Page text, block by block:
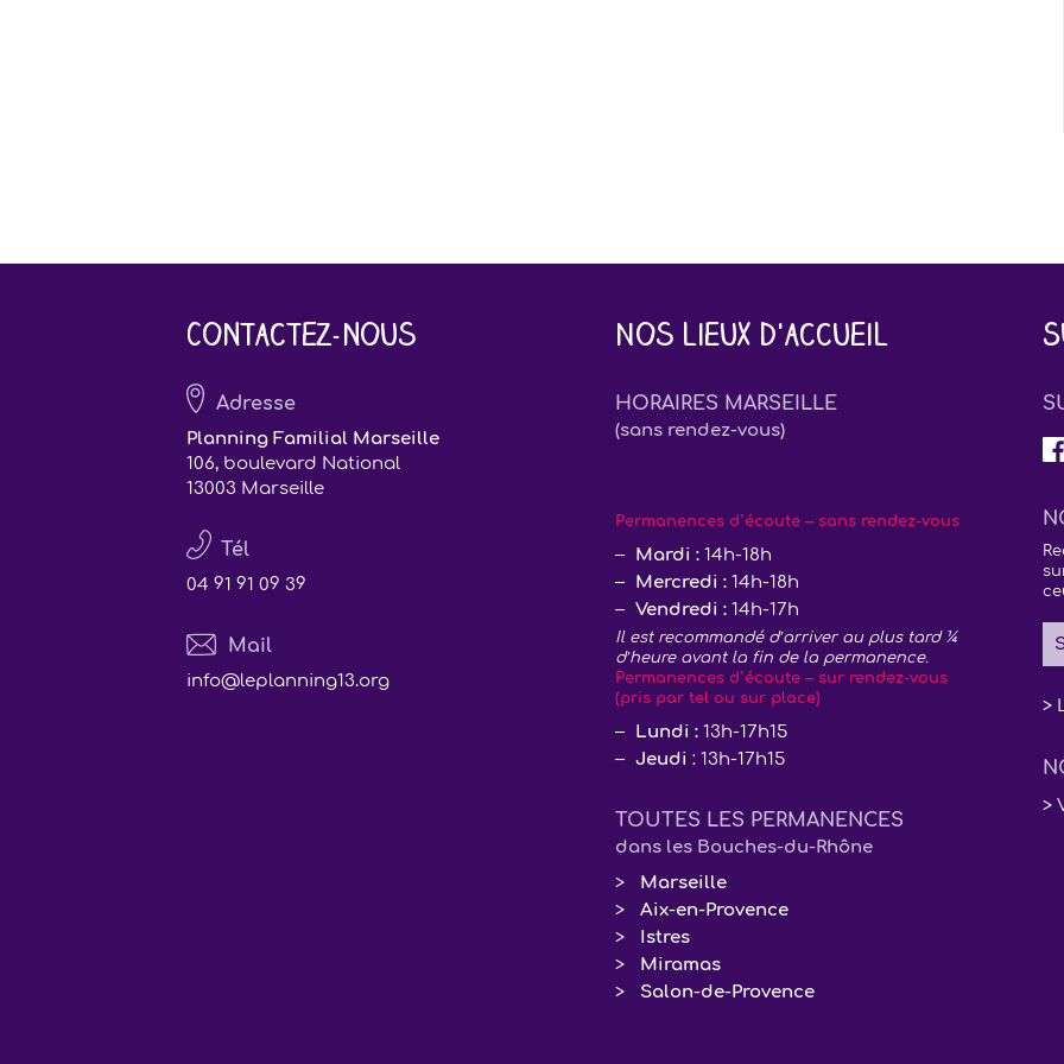
Contactez-nous
Adresse
Planning Familial Marseille
106, boulevard National
13003 Marseille
Tél
04 91 91 09 39
Mail
info@leplanning13.org
Nos lieux d'accueil
HORAIRES MARSEILLE
(sans rendez-vous)
Permanences d’écoute – sans rendez-vous
Mardi :14h-18h
Mercredi :14h-18h
Vendredi :14h-17h
Il est recommandé d’arriver au plus tard ¼
d’heure avant la fin de la permanence.
Permanences d’écoute – sur rendez-vous
(pris par tel ou sur place)
Lundi :13h-17h15
Jeudi : 13h-17h15
TOUTES LES PERMANENCES
dans les Bouches-du-Rhône
Marseille
Aix-en-Provence
Istres
Miramas
Salon-de-Provence
>
>